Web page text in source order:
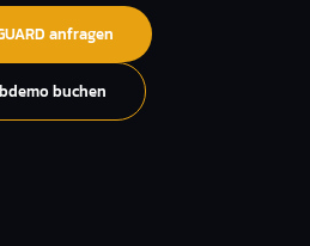
anfragen
buchen